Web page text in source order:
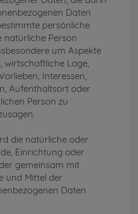
Daten
persönliche
natürliche Person
um Aspekte
wirtschaftliche Lage,
Interessen,
Aufenthaltsort oder
Person zu
die natürliche oder
Einrichtung oder
gemeinsam mit
und Mittel der
Daten